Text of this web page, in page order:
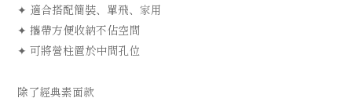
✦ 適合搭配簡裝、單飛、家用
✦ 攜帶方便收納不佔空間
✦ 可將營柱置於中間孔位
除了經典素面款